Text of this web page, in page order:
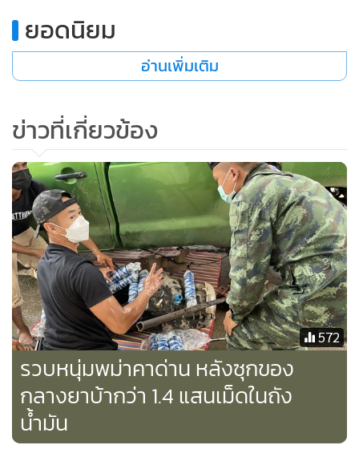
สอบสวนเบื้องต้นให้การรับสารภาพว่าได้รับจ้างลำเลียงยาเสพติด
มาจากบ้านอาเกอะบนเพื่อจะนำไปส่งที่สะพานข้ามแม่น้ำกก
พื้นที่บ้านกะเหรี่ยงรวมมิตร ต.แม่ยาว แลกกับเงินจำนวน 20,000
บาท เจ้าหน้าที่จึงตั้งข้อหาว่าร่วมกันมียาเสพติดให้โทษประเภท 1
(ยาบ้า) ไว้ในครอบครองเพื่อจำหน่ายโดยผิดกฎหมาย และดำเนิน
คดีนายจะหา จะแฮลา ฐานมีอาวุธปืนและเครื่องกระสุนปืนไว้ใน
ครอบครองโดยไม่ได้รับอนุญาตจากนายทะเบียน และพาอาวุธ
ปืนไปในเมือง หมู่บ้าน ทางสาธารณะโดยไม่ได้รับอนุญาต จาก
นั้นนำตัวพร้อมของกลางส่งพนักงานสอบสวนดำเนินคดีตาม
ยอดนิยม
อ่านเพิ่มเติม
ข่าวที่เกี่ยวข้อง
572
รวบหนุ่มพม่าคาด่าน หลังซุกของ
กลางยาบ้ากว่า 1.4 แสนเม็ดในถัง
น้ำมัน